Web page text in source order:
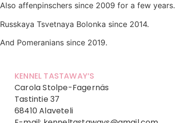
Also affenpinschers since 2009 for a few years.
Russkaya Tsvetnaya Bolonka since 2014.
And Pomeranians since 2019.
KENNEL TASTAWAY’S
Carola Stolpe-Fagernäs
Tastintie 37
68410 Alaveteli